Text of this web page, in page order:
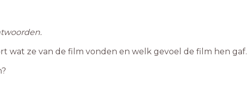
wat ze van de film vonden en welk gevoel de film hen gaf.